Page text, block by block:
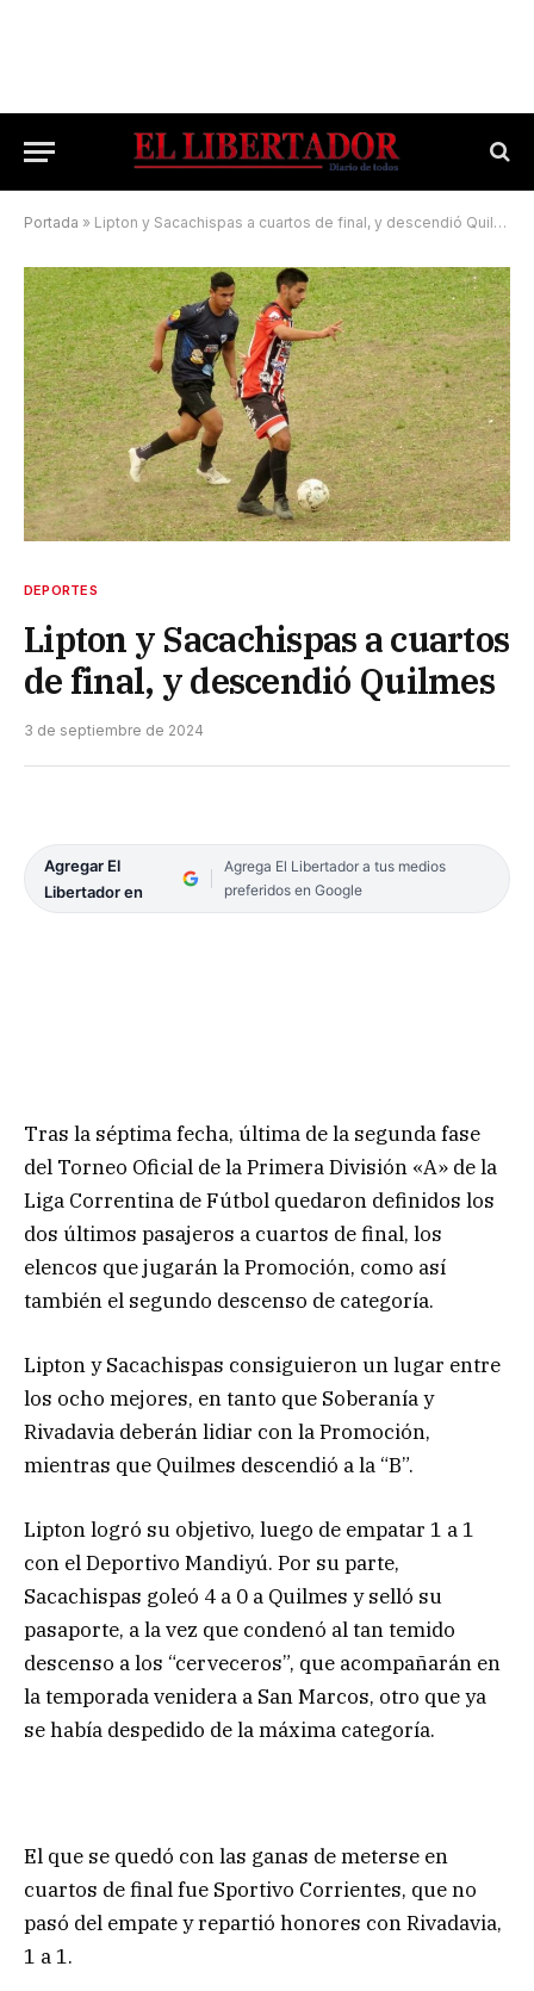
Portada » Lipton y Sacachispas a cuartos de final, y descendió Quilmes
DEPORTES
Lipton y Sacachispas a cuartos
de final, y descendió Quilmes
3 de septiembre de 2024
Agregar El
Libertador en
Agrega El Libertador a tus medios
preferidos en Google
Tras la séptima fecha, última de la segunda fase
del Torneo Oficial de la Primera División «A» de la
Liga Correntina de Fútbol quedaron definidos los
dos últimos pasajeros a cuartos de final, los
elencos que jugarán la Promoción, como así
también el segundo descenso de categoría.
Lipton y Sacachispas consiguieron un lugar entre
los ocho mejores, en tanto que Soberanía y
Rivadavia deberán lidiar con la Promoción,
mientras que Quilmes descendió a la “B”.
Lipton logró su objetivo, luego de empatar 1 a 1
con el Deportivo Mandiyú. Por su parte,
Sacachispas goleó 4 a 0 a Quilmes y selló su
pasaporte, a la vez que condenó al tan temido
descenso a los “cerveceros”, que acompañarán en
la temporada venidera a San Marcos, otro que ya
se había despedido de la máxima categoría.
El que se quedó con las ganas de meterse en
cuartos de final fue Sportivo Corrientes, que no
pasó del empate y repartió honores con Rivadavia,
1 a 1.